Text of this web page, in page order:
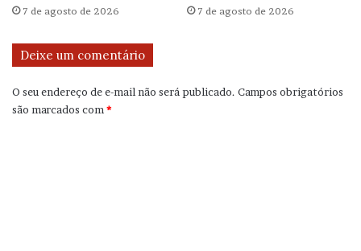
7 de agosto de 2026 7 de agosto de 2026
Deixe um comentário
O seu endereço de e-mail não será publicado. Campos obrigatórios
são marcados com*